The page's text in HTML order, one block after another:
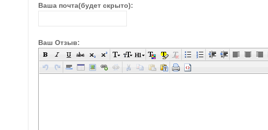
Ваша почта(будет скрыто):
Ваш Отзыв: